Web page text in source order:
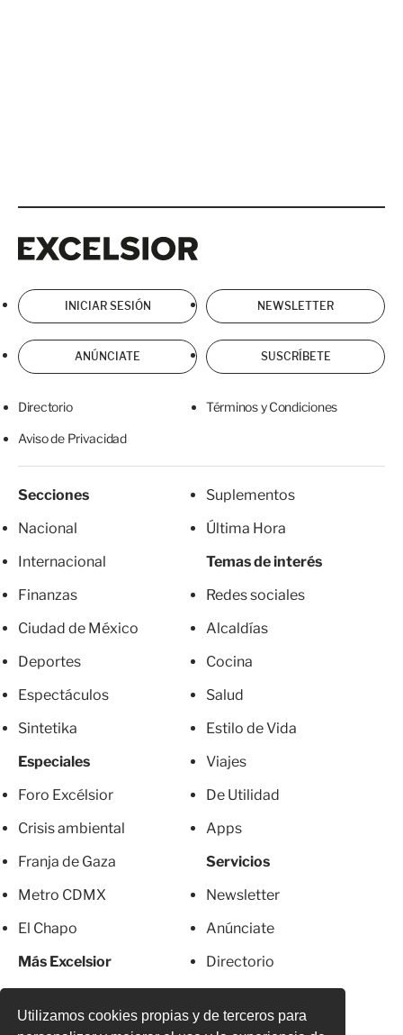
Utilizamos cookies propias y de terceros para
INICIAR SESIÓN NEWSLETTER
ANÚNCIATE SUSCRÍBETE
Directorio Términos y Condiciones
Aviso de Privacidad
Secciones
Nacional
Internacional
Finanzas
Ciudad de México
Deportes
Espectáculos
Sintetika
Especiales
Foro Excélsior
Crisis ambiental
Franja de Gaza
Metro CDMX
El Chapo
Más Excelsior
Suplementos
Última Hora
Temas de interés
Redes sociales
Alcaldías
Cocina
Salud
Estilo de Vida
Viajes
De Utilidad
Apps
Servicios
Newsletter
Anúnciate
Directorio